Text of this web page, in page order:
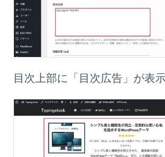
目次上部に「目次広告」が表